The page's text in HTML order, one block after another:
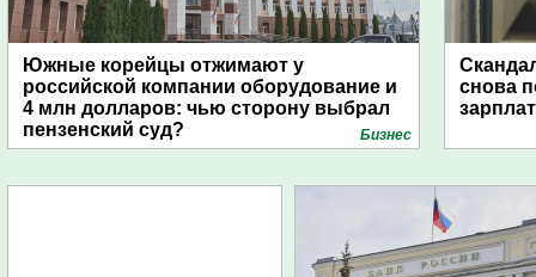
Южные корейцы отжимают у
российской компании оборудование и
4 млн долларов: чью сторону выбрал
пензенский суд?
Бизнес
снова